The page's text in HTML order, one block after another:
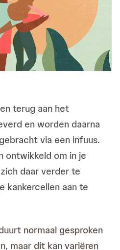
terug aan het
en worden daarna
via een infuus.
ontwikkeld om in je
daar verder te
kankercellen aan te
normaal gesproken
maar dit kan variëren